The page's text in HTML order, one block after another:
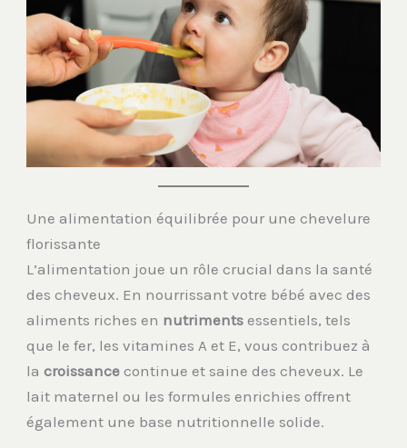
Une alimentation équilibrée pour une chevelure
florissante
L’alimentation joue un rôle crucial dans la santé
des cheveux. En nourrissant votre bébé avec des
aliments riches en nutriments essentiels, tels
que le fer, les vitamines A et E, vous contribuez à
lacroissance continue et saine des cheveux. Le
lait maternel ou les formules enrichies offrent
également une base nutritionnelle solide.